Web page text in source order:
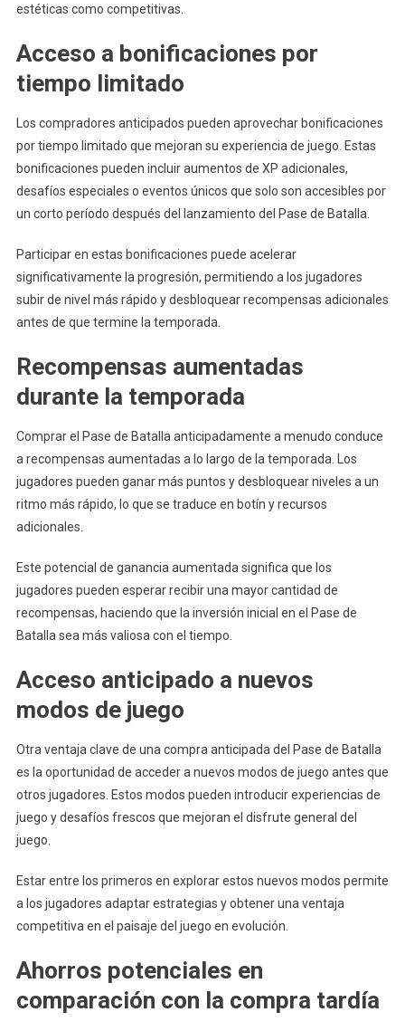
estéticas como competitivas.
Acceso a bonificaciones por
tiempo limitado
Los compradores anticipados pueden aprovechar bonificaciones
por tiempo limitado que mejoran su experiencia de juego. Estas
bonificaciones pueden incluir aumentos de XP adicionales,
desafíos especiales o eventos únicos que solo son accesibles por
un corto período después del lanzamiento del Pase de Batalla.
Participar en estas bonificaciones puede acelerar
significativamente la progresión, permitiendo a los jugadores
subir de nivel más rápido y desbloquear recompensas adicionales
antes de que termine la temporada.
Recompensas aumentadas
durante la temporada
Comprar el Pase de Batalla anticipadamente a menudo conduce
a recompensas aumentadas a lo largo de la temporada. Los
jugadores pueden ganar más puntos y desbloquear niveles a un
ritmo más rápido, lo que se traduce en botín y recursos
adicionales.
Este potencial de ganancia aumentada significa que los
jugadores pueden esperar recibir una mayor cantidad de
recompensas, haciendo que la inversión inicial en el Pase de
Batalla sea más valiosa con el tiempo.
Acceso anticipado a nuevos
modos de juego
Otra ventaja clave de una compra anticipada del Pase de Batalla
es la oportunidad de acceder a nuevos modos de juego antes que
otros jugadores. Estos modos pueden introducir experiencias de
juego y desafíos frescos que mejoran el disfrute general del
juego.
Estar entre los primeros en explorar estos nuevos modos permite
a los jugadores adaptar estrategias y obtener una ventaja
competitiva en el paisaje del juego en evolución.
Ahorros potenciales en
comparación con la compra tardía